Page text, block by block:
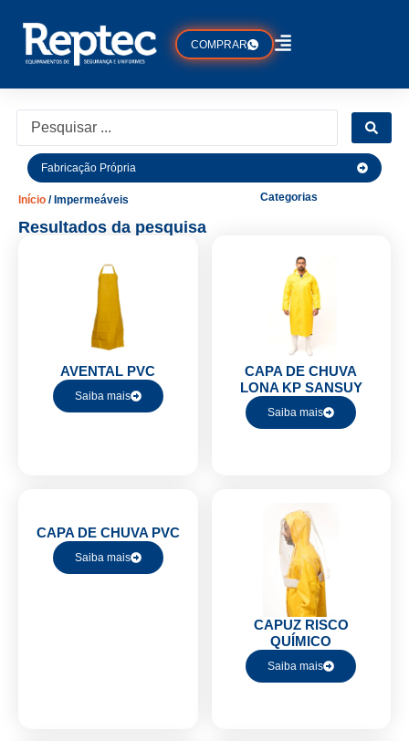
COMPRAR
Fabricação Própria
Início / Impermeáveis Categorias
Resultados da pesquisa
AVENTAL PVC
Saiba mais
CAPA DE CHUVA
LONA KP SANSUY
Saiba mais
CAPA DE CHUVA PVC
Saiba mais
CAPUZ RISCO
QUÍMICO
Saiba mais